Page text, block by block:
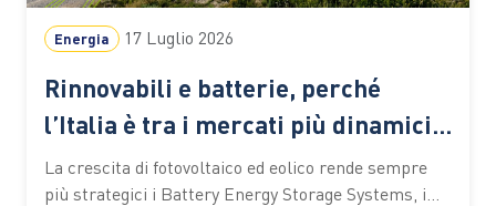
Energia 17 Luglio 2026
Rinnovabili e batterie, perché
l’Italia è tra i mercati più dinamici
d’Europa
La crescita di fotovoltaico ed eolico rende sempre
più strategici i Battery Energy Storage Systems, i